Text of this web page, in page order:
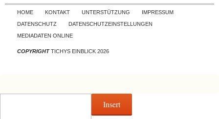
Skip to content
HOME KONTAKT UNTERSTÜTZUNG
IMPRESSUM
DATENSCHUTZ
DATENSCHUTZEINSTELLUNGEN
MEDIADATEN ONLINE
COPYRIGHTTICHYS EINBLICK 2026
Insert